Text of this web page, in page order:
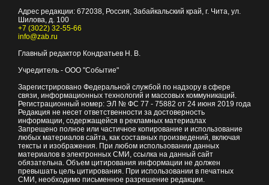
Адрес редакции: 672038, Россия, Забайкальский край, г. Чита, ул.
Шилова, д. 100
+7 (3022) 32-55-66
info@zab.ru
Главный редактор Кондратьев Н. В.
Учредитель - ООО "Событие"
Зарегистрировано Федеральной службой по надзору в сфере
связи, информационных технологий и массовых коммуникаций.
Регистрационный номер: ЭЛ № ФС 77 - 75882 от 24 июня 2019 года
Редакция не несет ответственности за достоверность
информации, содержащейся в рекламных материалах
Запрещено полное или частичное копирование и использование
любых материалов сайта, как составных произведений, включая
тексты и изображения. При любом использовании данных
материалов в электронных СМИ, ссылка на данный сайт
обязательна. Объем цитирования информации не должен
превышать цель цитирования. При использовании в печатных
СМИ, необходимо письменное разрешение редакции.